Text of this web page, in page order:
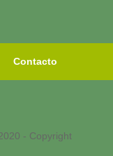
Contacto
- Copyright